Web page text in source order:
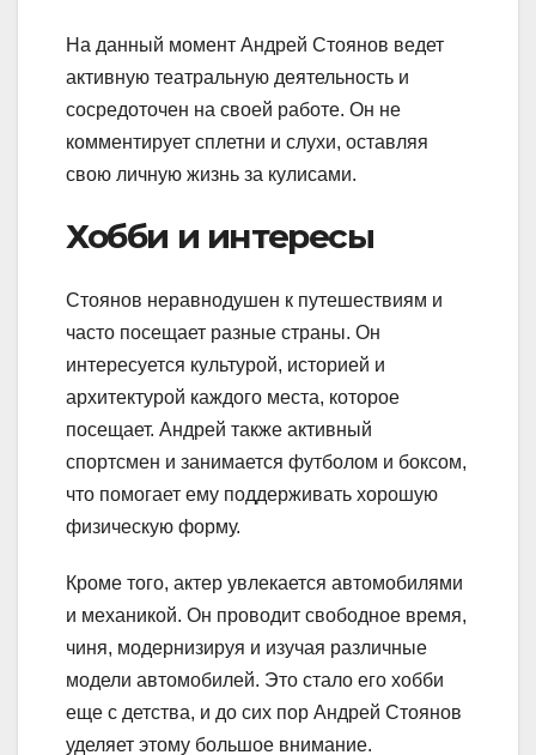
На данный момент Андрей Стоянов ведет
активную театральную деятельность и
сосредоточен на своей работе. Он не
комментирует сплетни и слухи, оставляя
свою личную жизнь за кулисами.
Хобби и интересы
Стоянов неравнодушен к путешествиям и
часто посещает разные страны. Он
интересуется культурой, историей и
архитектурой каждого места, которое
посещает. Андрей также активный
спортсмен и занимается футболом и боксом,
что помогает ему поддерживать хорошую
физическую форму.
Кроме того, актер увлекается автомобилями
и механикой. Он проводит свободное время,
чиня, модернизируя и изучая различные
модели автомобилей. Это стало его хобби
еще с детства, и до сих пор Андрей Стоянов
уделяет этому большое внимание.